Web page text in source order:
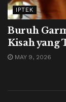
IPTEK
Buruh
Kisah yang
MAY 9, 2026